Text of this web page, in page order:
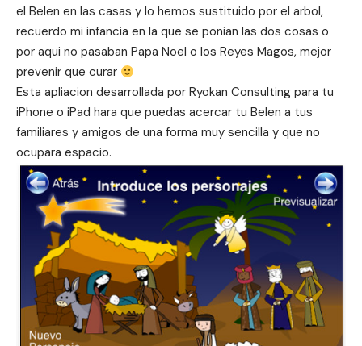
el Belen en las casas y lo hemos sustituido por el arbol,
recuerdo mi infancia en la que se ponian las dos cosas o
por aqui no pasaban Papa Noel o los Reyes Magos, mejor
prevenir que curar
Esta apliacion desarrollada por Ryokan Consulting para tu
iPhone o iPad hara que puedas acercar tu Belen a tus
familiares y amigos de una forma muy sencilla y que no
ocupara espacio.